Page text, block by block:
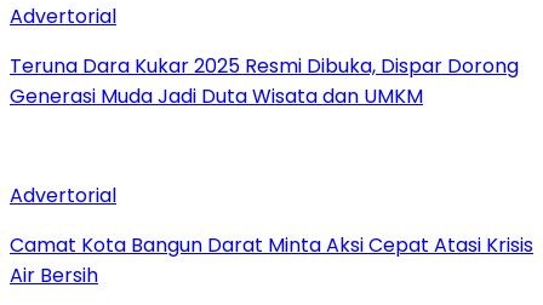
Advertorial
Teruna Dara Kukar 2025 Resmi Dibuka, Dispar Dorong
Generasi Muda Jadi Duta Wisata dan UMKM
Advertorial
Camat Kota Bangun Darat Minta Aksi Cepat Atasi Krisis
Air Bersih